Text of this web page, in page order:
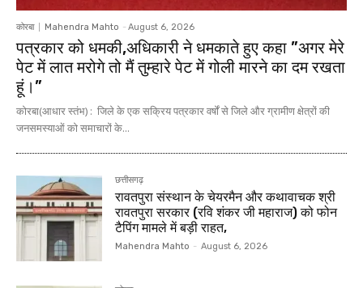
कोरबा Mahendra Mahto - August 6, 2026
पत्रकार को धमकी,अधिकारी ने धमकाते हुए कहा ”अगर मेरे
पेट में लात मरोगे तो मैं तुम्हारे पेट में गोली मारने का दम रखता
हूं।”
कोरबा(आधार स्तंभ) : जिले के एक सक्रिय पत्रकार वर्षों से जिले और ग्रामीण क्षेत्रों की
जनसमस्याओं को समाचारों के...
छत्तीसगढ़
रावतपुरा संस्थान के चेयरमैन और कथावाचक श्री
रावतपुरा सरकार (रवि शंकर जी महाराज) को फोन
टैपिंग मामले में बड़ी राहत,
Mahendra Mahto - August 6, 2026